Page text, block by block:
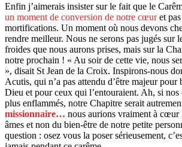
Enfin j’aimerais insister sur le fait que le
un moment de conversion de notre cœuret pas
mortifications. Un moment où nous devons
rendre meilleur. Nous ne serons pas jugés sur
froides que nous aurons prises, mais sur la
notre prochain ! « Au soir de cette vie, nous
», disait St Jean de la Croix. Inspirons-nous
Acutis, qui n’a pas attendu d’être majeur pour
Dieu et pour ceux qui l’entouraient. Ah, si nos
plus enflammés, notre Chapitre serait
missionnaire… nous aurions vraiment à cœur
âmes et non du bien-être de notre petite
question : osez vous la poser sérieusement,